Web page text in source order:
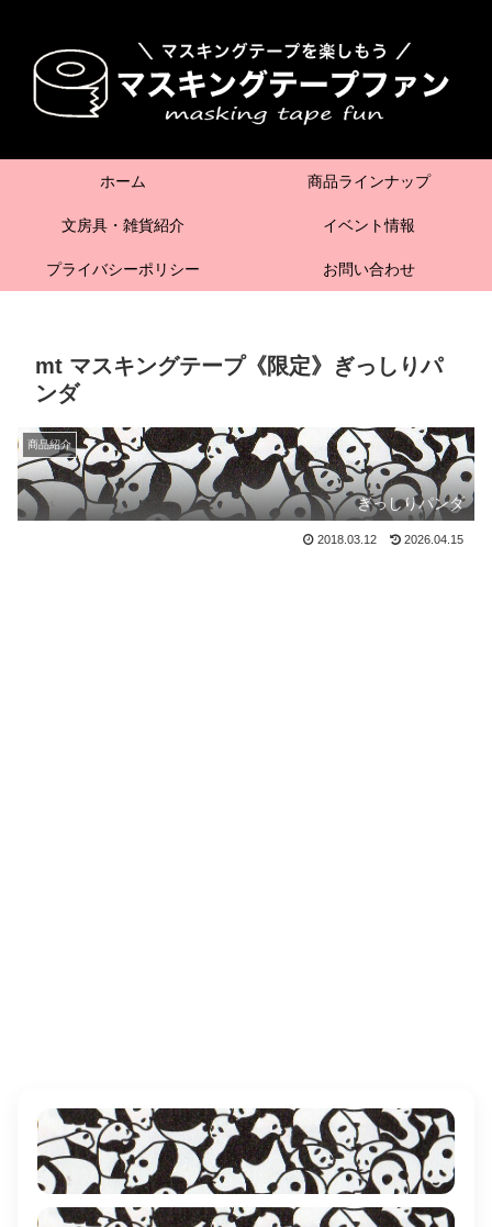
ホーム 商品ラインナップ
文房具・雑貨紹介 イベント情報
プライバシーポリシー お問い合わせ
mt マスキングテープ《限定》ぎっしりパ
ンダ
商品紹介
ぎっしりパンダ
2018.03.12 2026.04.15